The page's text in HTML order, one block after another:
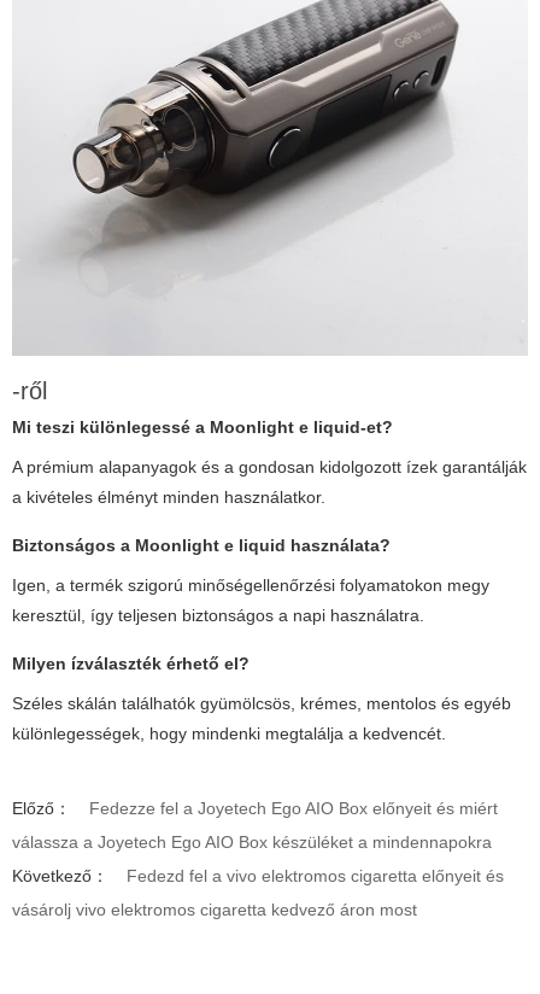
-ről
Mi teszi különlegessé a Moonlight e liquid-et?
A prémium alapanyagok és a gondosan kidolgozott ízek garantálják
a kivételes élményt minden használatkor.
Biztonságos a Moonlight e liquid használata?
Igen, a termék szigorú minőségellenőrzési folyamatokon megy
keresztül, így teljesen biztonságos a napi használatra.
Milyen ízválaszték érhető el?
Széles skálán találhatók gyümölcsös, krémes, mentolos és egyéb
különlegességek, hogy mindenki megtalálja a kedvencét.
Előző：
Fedezze fel a Joyetech Ego AIO Box előnyeit és miért
válassza a Joyetech Ego AIO Box készüléket a mindennapokra
Következő：
Fedezd fel a vivo elektromos cigaretta előnyeit és
vásárolj vivo elektromos cigaretta kedvező áron most